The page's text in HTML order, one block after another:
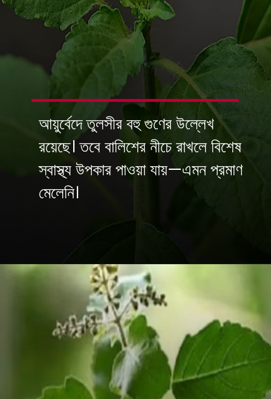
আয়ুর্বেদে তুলসীর বহু গুণের উল্লেখ
রয়েছে। তবে বালিশের নীচে রাখলে বিশেষ
স্বাস্থ্য উপকার পাওয়া যায়—এমন প্রমাণ